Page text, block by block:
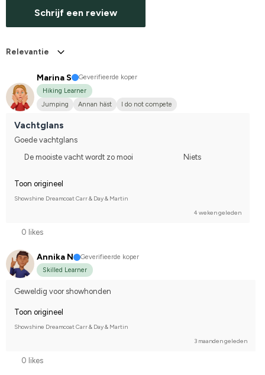
Schrijf een review
Relevantie
Marina S
Geverifieerde koper
Hiking Learner
Jumping
Annan häst I do not compete
Vachtglans
Goede vachtglans
De mooiste vacht wordt zo mooi
Niets
Toon origineel
Showshine Dreamcoat Carr & Day & Martin
4 weken geleden
0 likes
Annika N
Geverifieerde koper
Skilled Learner
Geweldig voor showhonden
Toon origineel
Showshine Dreamcoat Carr & Day & Martin
3 maanden geleden
0 likes